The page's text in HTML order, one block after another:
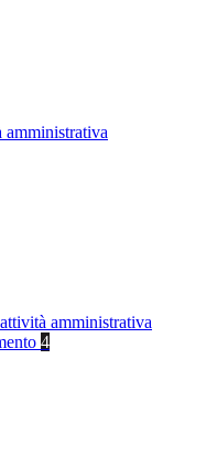
amministrativa
amministrativa
4